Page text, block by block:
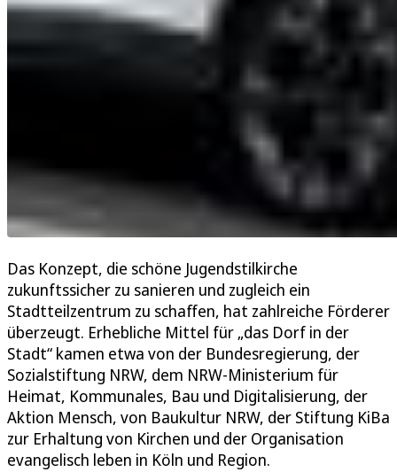
Das Konzept, die schöne Jugendstilkirche
zukunftssicher zu sanieren und zugleich ein
Stadtteilzentrum zu schaffen, hat zahlreiche Förderer
überzeugt. Erhebliche Mittel für „das Dorf in der
Stadt“ kamen etwa von der Bundesregierung, der
Sozialstiftung NRW, dem NRW-Ministerium für
Heimat, Kommunales, Bau und Digitalisierung, der
Aktion Mensch, von Baukultur NRW, der Stiftung KiBa
zur Erhaltung von Kirchen und der Organisation
evangelisch leben in Köln und Region.